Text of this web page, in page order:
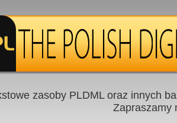
zasoby PLDML oraz innych
Zapraszamy